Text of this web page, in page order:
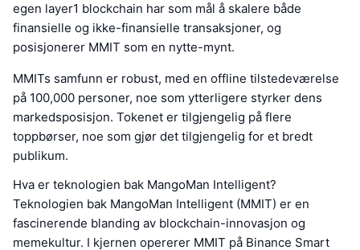
egen layer1 blockchain har som mål å skalere både
finansielle og ikke-finansielle transaksjoner, og
posisjonerer MMIT som en nytte-mynt.
MMITs samfunn er robust, med en offline tilstedeværelse
på 100,000 personer, noe som ytterligere styrker dens
markedsposisjon. Tokenet er tilgjengelig på flere
toppbørser, noe som gjør det tilgjengelig for et bredt
publikum.
Hva er teknologien bak MangoMan Intelligent?
Teknologien bak MangoMan Intelligent (MMIT) er en
fascinerende blanding av blockchain-innovasjon og
memekultur. I kjernen opererer MMIT på Binance Smart